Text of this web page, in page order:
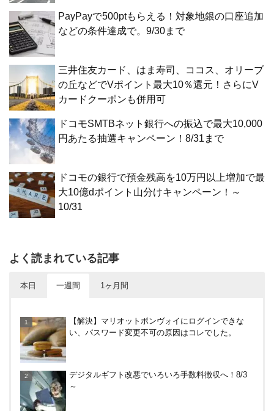
PayPayで500ptもらえる！対象地銀の口座追加
などの条件達成で。9/30まで
三井住友カード、はま寿司、ココス、オリーブ
の丘などでVポイント最大10％還元！さらにV
カードクーポンも併用可
ドコモSMTBネット銀行への振込で最大10,000
円あたる抽選キャンペーン！8/31まで
ドコモの銀行で預金残高を10万円以上増加で最
大10億dポイント山分けキャンペーン！～
10/31
よく読まれている記事
本日 一週間 1ヶ月間
上げる鍵になる！オートチャージなどメリット・デ
メリットまとめ
型）を3ヶ月使ってみた感想
【解決】マリオットボンヴォイにログインできな
い、パスワード変更不可の原因はコレでした。
デジタルギフト改悪でいろいろ手数料徴収へ！8/3
～